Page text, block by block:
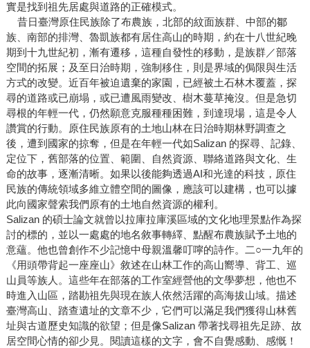
實是找到祖先居處與道路的正確模式。
昔日臺灣原住民族除了布農族，北部的紋面族群、中部的鄒
族、南部的排灣、魯凱族都有居住高山的時期，約在十八世紀晚
期到十九世紀初，漸有遷移，這種自發性的移動，是族群／部落
空間的拓展；及至日治時期，強制移住，則是界域的侷限與生活
方式的改變。近百年被迫遺棄的家園，已經被土石林木覆蓋，探
尋的道路或已崩塌，或已遭風雨變改、樹木蔓草掩沒。但是急切
尋根的年輕一代，仍然願意克服種種困難，到達現場，這是令人
讚賞的行動。原住民族原有的土地山林在日治時期林野調查之
後，遭到國家的掠奪，但是在年輕一代如Salizan 的探尋、記錄、
定位下，舊部落的位置、範圍、自然資源、聯絡道路與文化、生
命的故事，逐漸清晰。如果以後能夠透過AI和光達的科技，原住
民族的傳統領域多維立體空間的圖像，應該可以建構，也可以據
此向國家聲索我們原有的土地自然資源的權利。
Salizan 的碩士論文就曾以拉庫拉庫溪區域的文化地理景點作為探
討的標的，並以一處處的地名敘事轉繹、點醒布農族賦予土地的
意蘊。他也曾創作不少記憶中母親溫馨叮嚀的詩作。二○一九年的
《用頭帶背起一座座山》敘述在山林工作的高山嚮導、背工、巡
山員等族人。這些年在部落的工作室經營他的文學夢想，他也不
時進入山區，踏勘祖先與現在族人依然活躍的高海拔山域。描述
臺灣高山、踏查遺址的文章不少，它們可以滿足我們獲得山林舊
址與古道歷史知識的欲望；但是像Salizan 帶著找尋祖先足跡、故
居空間心情的卻少見。閱讀這樣的文字，會不自覺感動、感慨！